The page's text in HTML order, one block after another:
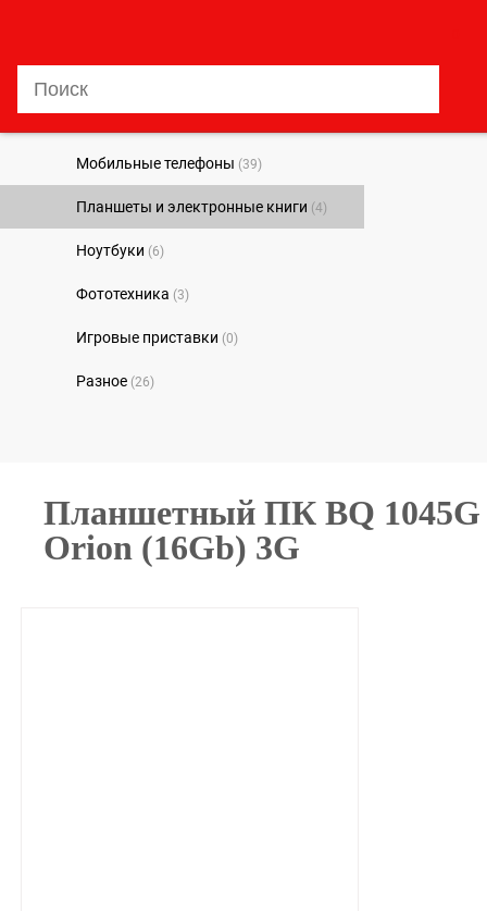
Мобильные телефоны (39)
Планшеты и электронные книги (4)
Ноутбуки (6)
Фототехника (3)
Игровые приставки (0)
Разное (26)
Планшетный ПК BQ 1045G
Orion (16Gb) 3G